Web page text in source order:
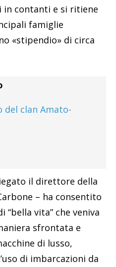
contanti e si ritiene
famiglie
«stipendio» di circa
del clan Amato-
il direttore della
– ha consentito
vita” che veniva
sfrontata e
di lusso,
di imbarcazioni da